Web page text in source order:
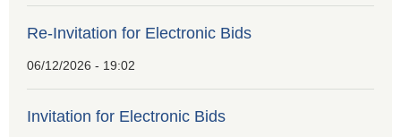
Re-Invitation for Electronic Bids
06/12/2026 - 19:02
Invitation for Electronic Bids